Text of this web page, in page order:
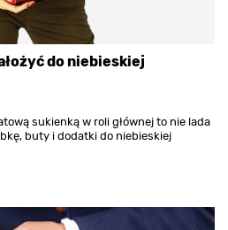
do niebieskiej
sukienką w roli głównej to nie lada
buty i dodatki do niebieskiej